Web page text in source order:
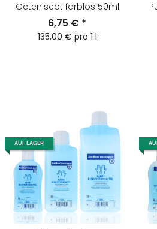
Octenisept farblos 50ml
6,75 € *
135,00 € pro 1 l
AUF LAGER